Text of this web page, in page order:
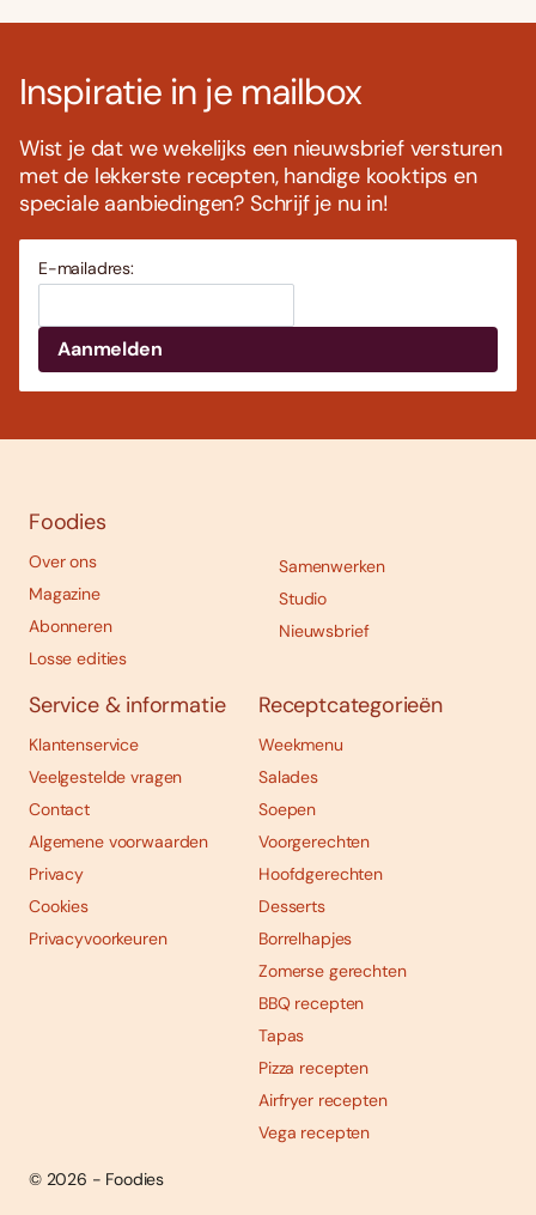
Inspiratie in je mailbox
Wist je dat we wekelijks een nieuwsbrief versturen
met de lekkerste recepten, handige kooktips en
speciale aanbiedingen? Schrijf je nu in!
E-mailadres:
Foodies
Over ons
Magazine
Abonneren
Losse edities
Samenwerken
Studio
Nieuwsbrief
Service & informatie
Klantenservice
Veelgestelde vragen
Contact
Algemene voorwaarden
Privacy
Cookies
Privacyvoorkeuren
Receptcategorieën
Weekmenu
Salades
Soepen
Voorgerechten
Hoofdgerechten
Desserts
Borrelhapjes
Zomerse gerechten
BBQ recepten
Tapas
Pizza recepten
Airfryer recepten
Vega recepten
© 2026 - Foodies